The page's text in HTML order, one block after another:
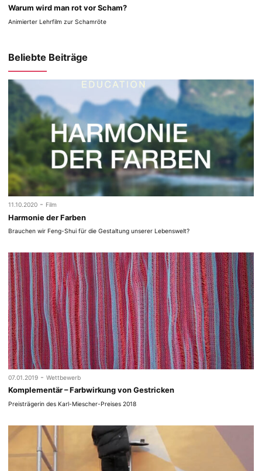
Warum wird man rot vor Scham?
Animierter Lehrfilm zur Schamröte
Beliebte Beiträge
11.10.2020 - Film
Harmonie der Farben
Brauchen wir Feng-Shui für die Gestaltung unserer Lebenswelt?
07.01.2019 - Wettbewerb
Komplementär – Farbwirkung von Gestricken
Preisträgerin des Karl-Miescher-Preises 2018